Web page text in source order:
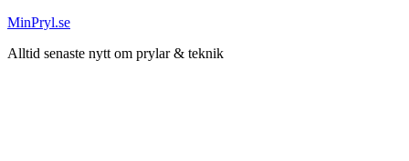
Hoppa
innehåll
MinPryl.se
Alltid senaste nytt om prylar & teknik